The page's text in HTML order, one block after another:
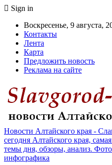
Sign in
Воскресенье, 9 августа,
Контакты
Лента
Карта
Предложить новость
Реклама на сайте
Новости Алтайского края -
сегодня Алтайского края,
темы дня, обзоры, анализ.
инфографика